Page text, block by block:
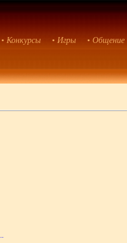
• Конкурсы • Игры • Общение